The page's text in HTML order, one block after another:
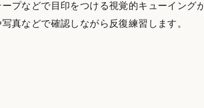
プなどで目印をつける視覚的キューイング
真などで確認しながら反復練習します。